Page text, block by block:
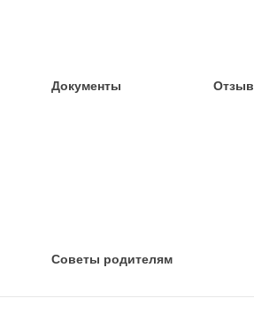
Документы
Советы родителям